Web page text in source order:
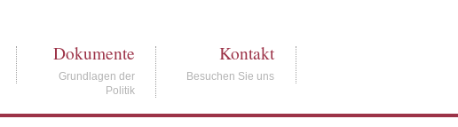
Dokumente
Grundlagen der
Politik
Kontakt
Besuchen Sie uns